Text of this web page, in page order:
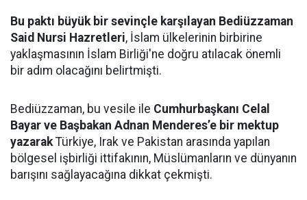
Bu paktı büyük bir sevinçle karşılayan Bediüzzaman
Said Nursi Hazretleri, İslam ülkelerinin birbirine
yaklaşmasının İslam Birliği'ne doğru atılacak önemli
bir adım olacağını belirtmişti.
Bediüzzaman, bu vesile ile Cumhurbaşkanı Celal
Bayar ve Başbakan Adnan Menderes’e bir mektup
yazarakTürkiye, Irak ve Pakistan arasında yapılan
bölgesel işbirliği ittifakının, Müslümanların ve dünyanın
barışını sağlayacağına dikkat çekmişti.